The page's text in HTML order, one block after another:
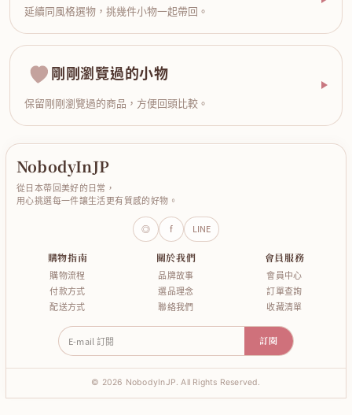
延續同風格選物，挑幾件小物一起帶回。
剛剛瀏覽過的小物
保留剛剛瀏覽過的商品，方便回頭比較。
NobodyInJP
從日本帶回美好的日常，
用心挑選每一件讓生活更有質感的好物。
◎ f LINE
購物指南
購物流程
付款方式
配送方式
關於我們
品牌故事
選品理念
聯絡我們
會員服務
會員中心
訂單查詢
收藏清單
E-mail 訂閱 訂閱
© 2026 NobodyInJP. All Rights Reserved.